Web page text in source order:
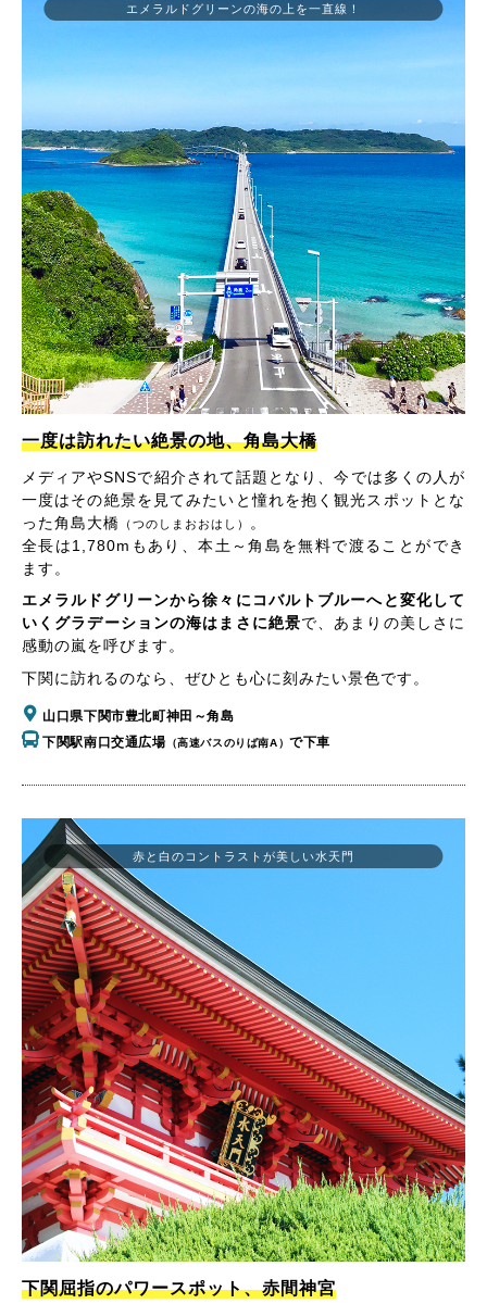
エメラルドグリーンの海の上を一直線！
一度は訪れたい絶景の地、角島大橋
メディアやSNSで紹介されて話題となり、今では多くの人が
一度はその絶景を見てみたいと憧れを抱く観光スポットとな
った角島大橋 （つのしまおおはし）
。
全長は1,780mもあり、本土～角島を無料で渡ることができ
ます。
エメラルドグリーンから徐々にコバルトブルーへと変化して
いくグラデーションの海はまさに絶景で、あまりの美しさに
感動の嵐を呼びます。
下関に訪れるのなら、ぜひとも心に刻みたい景色です。
山口県下関市豊北町神田～角島
下関駅南口交通広場 （高速バスのりば南A）で下車
下関屈指のパワースポット、赤間神宮
赤と白のコントラストが美しい水天門